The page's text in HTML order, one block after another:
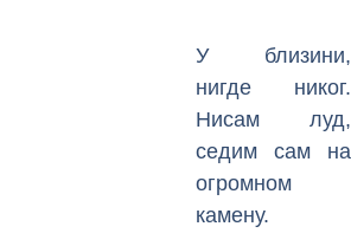
У близини,
нигде никог.
Нисам луд,
седим сам на
огромном
камену.